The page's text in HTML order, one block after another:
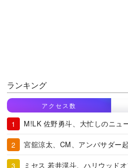
ランキング
アクセス数
M!LK 佐野勇斗、大忙しのニュ
宮舘涼太、CM、アンバサダー
ミセス 若井滉斗、ハリウッド